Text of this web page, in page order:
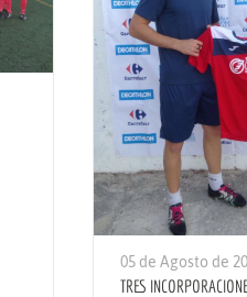
05 de Agosto de
TRES